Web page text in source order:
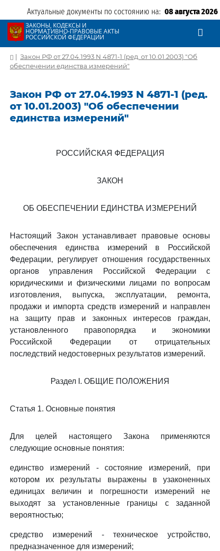
Актуальные документы по состоянию на: 08 августа 2026
ЗАКОНЫ, КОДЕКСЫ И
НОРМАТИВНО-ПРАВОВЫЕ АКТЫ
РОССИЙСКОЙ ФЕДЕРАЦИИ
| Закон РФ от 27.04.1993 N 4871-1 (ред. от 10.01.2003) "Об
обеспечении единства измерений"
Закон РФ от 27.04.1993 N 4871-1 (ред.
от 10.01.2003) "Об обеспечении
единства измерений"
РОССИЙСКАЯ ФЕДЕРАЦИЯ
ЗАКОН
ОБ ОБЕСПЕЧЕНИИ ЕДИНСТВА ИЗМЕРЕНИЙ
Настоящий Закон устанавливает правовые основы
обеспечения единства измерений в Российской
Федерации, регулирует отношения государственных
органов управления Российской Федерации с
юридическими и физическими лицами по вопросам
изготовления, выпуска, эксплуатации, ремонта,
продажи и импорта средств измерений и направлен
на защиту прав и законных интересов граждан,
установленного правопорядка и экономики
Российской Федерации от отрицательных
последствий недостоверных результатов измерений.
Раздел I. ОБЩИЕ ПОЛОЖЕНИЯ
Статья 1. Основные понятия
Для целей настоящего Закона применяются
следующие основные понятия:
единство измерений - состояние измерений, при
котором их результаты выражены в узаконенных
единицах величин и погрешности измерений не
выходят за установленные границы с заданной
вероятностью;
средство измерений - техническое устройство,
предназначенное для измерений;